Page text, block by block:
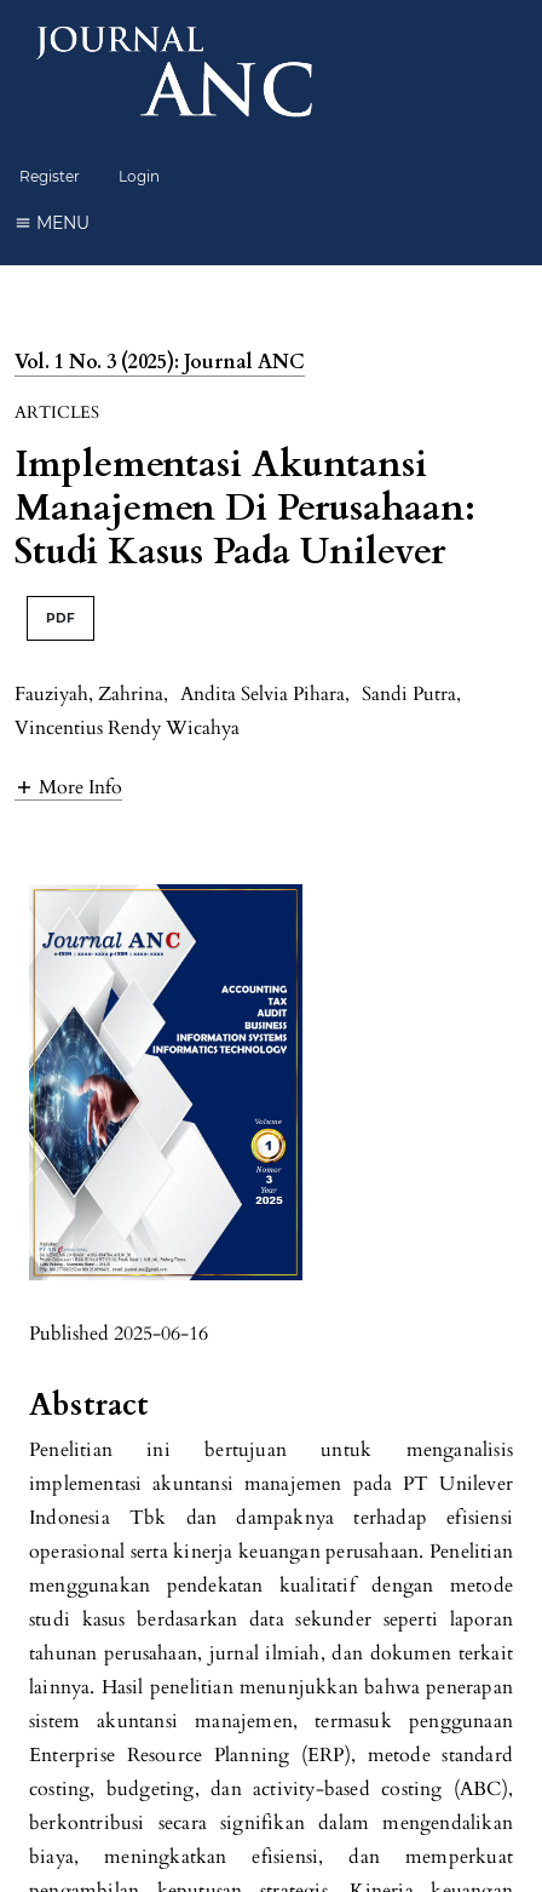
Register Login
MENU
Vol. 1 No. 3 (2025): Journal ANC
ARTICLES
Implementasi Akuntansi
Manajemen Di Perusahaan:
Studi Kasus Pada Unilever
PDF
Fauziyah, Zahrina, Andita Selvia Pihara, Sandi Putra,
Vincentius Rendy Wicahya
More Info
Published 2025-06-16
Abstract
Penelitian ini bertujuan untuk menganalisis
implementasi akuntansi manajemen pada PT Unilever
Indonesia Tbk dan dampaknya terhadap efisiensi
operasional serta kinerja keuangan perusahaan. Penelitian
menggunakan pendekatan kualitatif dengan metode
studi kasus berdasarkan data sekunder seperti laporan
tahunan perusahaan, jurnal ilmiah, dan dokumen terkait
lainnya. Hasil penelitian menunjukkan bahwa penerapan
sistem akuntansi manajemen, termasuk penggunaan
Enterprise Resource Planning (ERP), metode standard
costing, budgeting, dan activity-based costing (ABC),
berkontribusi secara signifikan dalam mengendalikan
biaya, meningkatkan efisiensi, dan memperkuat